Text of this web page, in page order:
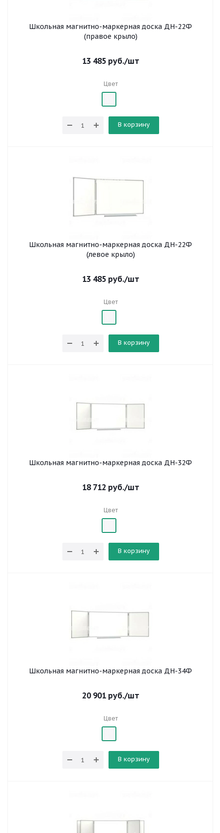
Школьная магнитно-маркерная доска ДН-22Ф
(правое крыло)
13 485руб./шт
Цвет
В корзину
Школьная магнитно-маркерная доска ДН-22Ф
(левое крыло)
13 485руб./шт
Цвет
В корзину
Школьная магнитно-маркерная доска ДН-32Ф
18 712 руб./шт
Цвет
В корзину
Школьная магнитно-маркерная доска ДН-34Ф
20 901руб./шт
Цвет
В корзину